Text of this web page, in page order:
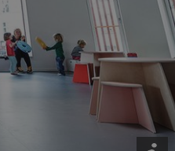
Funkční soubory
stránek, jako je přihlášení
správně používat.